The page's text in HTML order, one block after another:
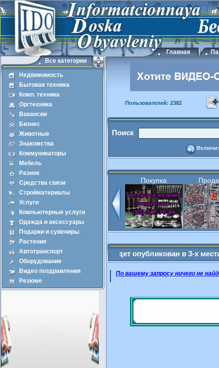
Главная
Пользователей: 2382
Поиск
Покупка
Продажа
Вами объявление будет опубликован в 3-х
По вашему запросу ничего не
Все категории
Недвижимость
Бытовая техника
Комп. техника
Оргтехника
Вакансии
Бизнес
Животные
Знакомства
Коммуникаторы
Мебель
Разное
Средства связи
Стройматериалы
Услуги
Компьютерные услуги
Одежда и аксессуары
Подарки и сувениры
Растения
Автотранспорт
Оборудование
Видео поздравления
Резюме